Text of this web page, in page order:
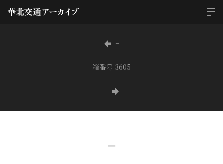
−
箱番号 3605
−
−